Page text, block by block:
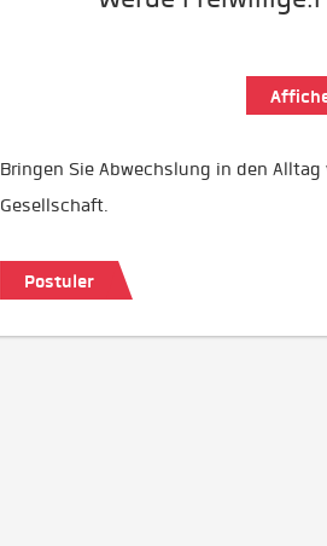
Bringen Sie Abwechslung in den
Gesellschaft.
Postuler